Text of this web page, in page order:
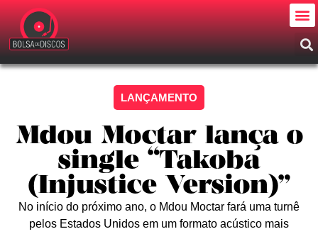
LANÇAMENTO
Mdou Moctar lança o
single “Takoba
(Injustice Version)”
No início do próximo ano, o Mdou Moctar fará uma turnê
pelos Estados Unidos em um formato acústico mais